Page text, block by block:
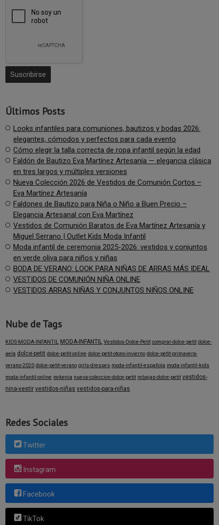
Últimos Posts
Looks infantiles para comuniones, bautizos y bodas 2026:
elegantes, cómodos y perfectos para cada evento
Cómo elegir la talla correcta de ropa infantil según la edad
Faldón de Bautizo Eva Martínez Artesanía — elegancia clásica
en tres largos y múltiples versiones
Nueva Colección 2026 de Vestidos de Comunión Cortos –
Eva Martínez Artesanía
Faldones de Bautizo para Niña o Niño a Buen Precio –
Elegancia Artesanal con Eva Martínez
Vestidos de Comunión Baratos de Eva Martínez Artesanía y
Miguel Serrano | Outlet Kids Moda Infantil
Moda infantil de ceremonia 2025-2026: vestidos y conjuntos
en verde oliva para niños y niñas
BODA DE VERANO: LOOK PARA NIÑAS DE ARRAS MÁS IDEAL
VESTIDOS DE COMUNIÓN NIÑA ONLINE
VESTIDOS ARRAS NIÑAS Y CONJUNTOS NIÑOS ONLINE
Nube de Tags
KIDS-MODA-INFANTIL MODA-INFANTIL Vestidos-Dolce-Petit comprar-dolce-petit dolce-
aela dolce-petit dolce-petit-online dolce-petit-otono-invierno dolce-petit-primavera-
verano-2020 dolce-petit-verano girls-dresses moda-infantil-española moda-infantil-kids
moda-infantil-online nekenia nueva-coleccion-dolce-petit rebajas-dolce-petit vestidos-
nina-vestir vestidos-niñas vestidos-para-niñas
Redes Sociales
Twitter
Instagram
Facebook
TikTok